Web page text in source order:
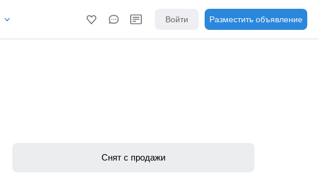
Войти Разместить объявление
Снят с продажи